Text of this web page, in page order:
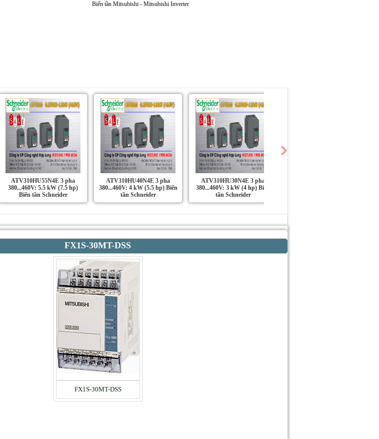
ATV310HU55N4E 3 pha
380...460V: 5.5 kW (7.5 hp)
Biến tần Schneider
ATV310HU40N4E 3 pha
380...460V: 4 kW (5.5 hp) Biến
tần Schneider
ATV310HU30N4E 3 pha
380...460V: 3 kW (4 hp) Biến
tần Schneider
FX1S-30MT-DSS
FX1S-30MT-DSS